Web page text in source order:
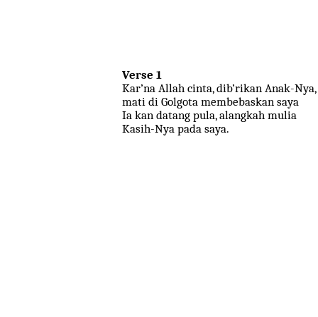
Verse 1
Kar’na Allah cinta, dib’rikan Anak-Nya,
mati di Golgota membebaskan saya
Ia kan datang pula, alangkah mulia
Kasih-Nya pada saya.